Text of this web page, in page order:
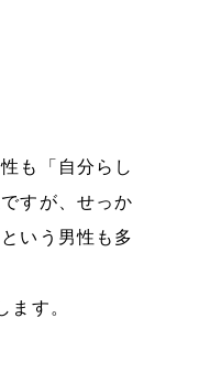
も「自分らし
すが、せっか
いう男性も多
す。